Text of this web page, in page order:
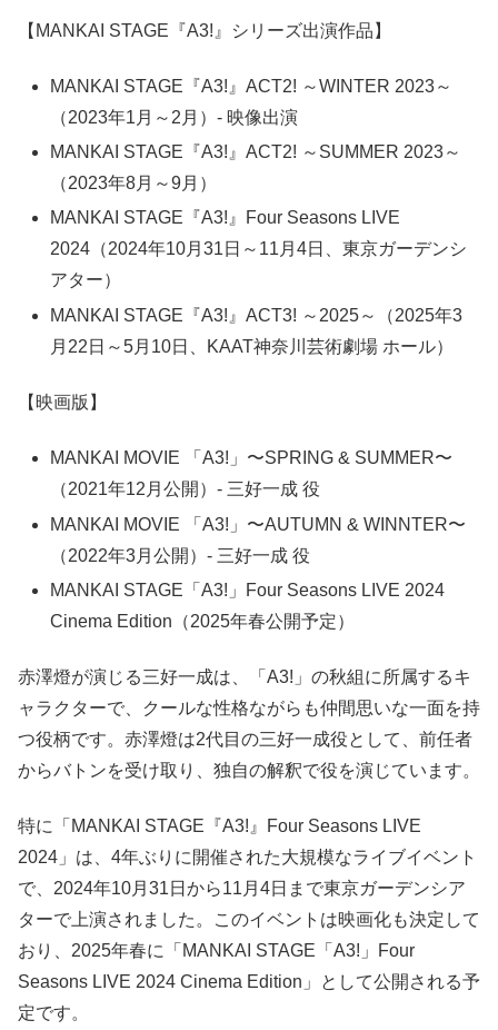
【MANKAI STAGE『A3!』シリーズ出演作品】
MANKAI STAGE『A3!』ACT2! ～WINTER 2023～
（2023年1月～2月）- 映像出演
MANKAI STAGE『A3!』ACT2! ～SUMMER 2023～
（2023年8月～9月）
MANKAI STAGE『A3!』Four Seasons LIVE
2024（2024年10月31日～11月4日、東京ガーデンシ
アター）
MANKAI STAGE『A3!』ACT3! ～2025～（2025年3
月22日～5月10日、KAAT神奈川芸術劇場 ホール）
【映画版】
MANKAI MOVIE 「A3!」〜SPRING & SUMMER〜
（2021年12月公開）- 三好一成 役
MANKAI MOVIE 「A3!」〜AUTUMN & WINNTER〜
（2022年3月公開）- 三好一成 役
MANKAI STAGE「A3!」Four Seasons LIVE 2024
Cinema Edition（2025年春公開予定）
赤澤燈が演じる三好一成は、「A3!」の秋組に所属するキ
ャラクターで、クールな性格ながらも仲間思いな一面を持
つ役柄です。赤澤燈は2代目の三好一成役として、前任者
からバトンを受け取り、独自の解釈で役を演じています。
特に「MANKAI STAGE『A3!』Four Seasons LIVE
2024」は、4年ぶりに開催された大規模なライブイベント
で、2024年10月31日から11月4日まで東京ガーデンシア
ターで上演されました。このイベントは映画化も決定して
おり、2025年春に「MANKAI STAGE「A3!」Four
Seasons LIVE 2024 Cinema Edition」として公開される予
定です。